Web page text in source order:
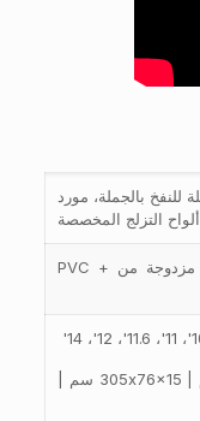
للنفخ بالجملة، مورد
ألواح التزلج المخصصة
غرزة متدلية متينة + طبقات مزدوجة من PVC +
335 سم × 80 سم × 15 سم | 305x76x15 سم |